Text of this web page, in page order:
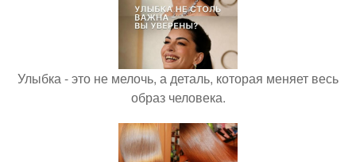
Улыбка - это не мелочь, а деталь, которая меняет весь
образ человека.